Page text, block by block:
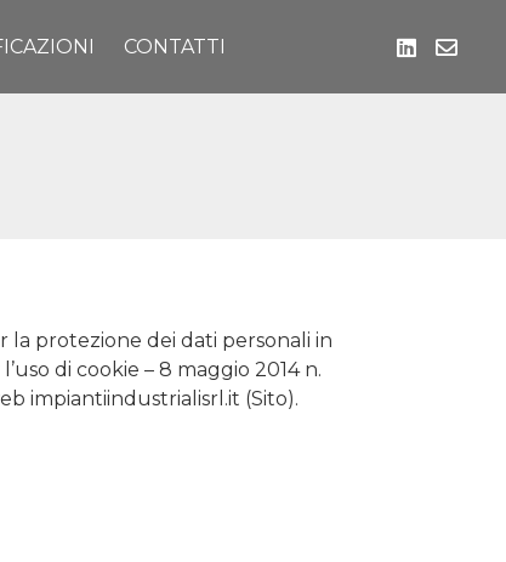
CONTATTI
la protezione dei dati personali in
di cookie – 8 maggio 2014 n.
impiantiindustrialisrl.it (Sito).